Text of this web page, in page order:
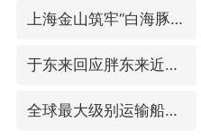
上海金山筑牢“白海豚”防汛屏障
于东来回应胖东来近25年老店年底关闭
全球最大级别运输船通过长江大桥